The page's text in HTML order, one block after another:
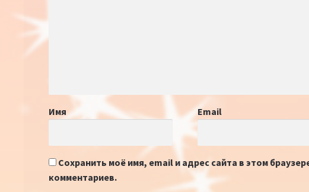
Имя Email
Сохранить моё имя, email и адрес сайта в этом
комментариев.